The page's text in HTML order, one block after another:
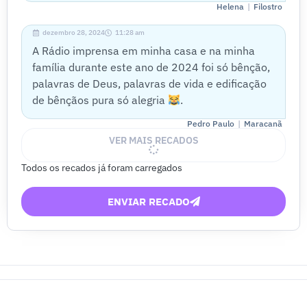
Helena | Filostro
dezembro 28, 2024 11:28 am
A Rádio imprensa em minha casa e na minha
família durante este ano de 2024 foi só bênção,
palavras de Deus, palavras de vida e edificação
de bênçãos pura só alegria
.
Pedro Paulo | Maracanã
VER MAIS RECADOS
Todos os recados já foram carregados
ENVIAR RECADO